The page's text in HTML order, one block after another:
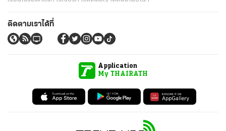
ติดตามเราได้ที่
Application
My THAIRATH